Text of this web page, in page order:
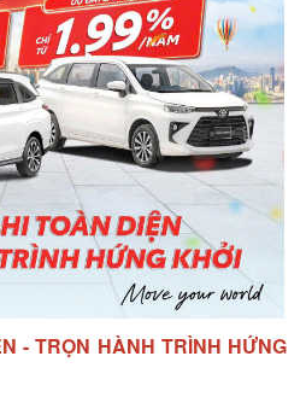
- TRỌN HÀNH TRÌNH HỨNG